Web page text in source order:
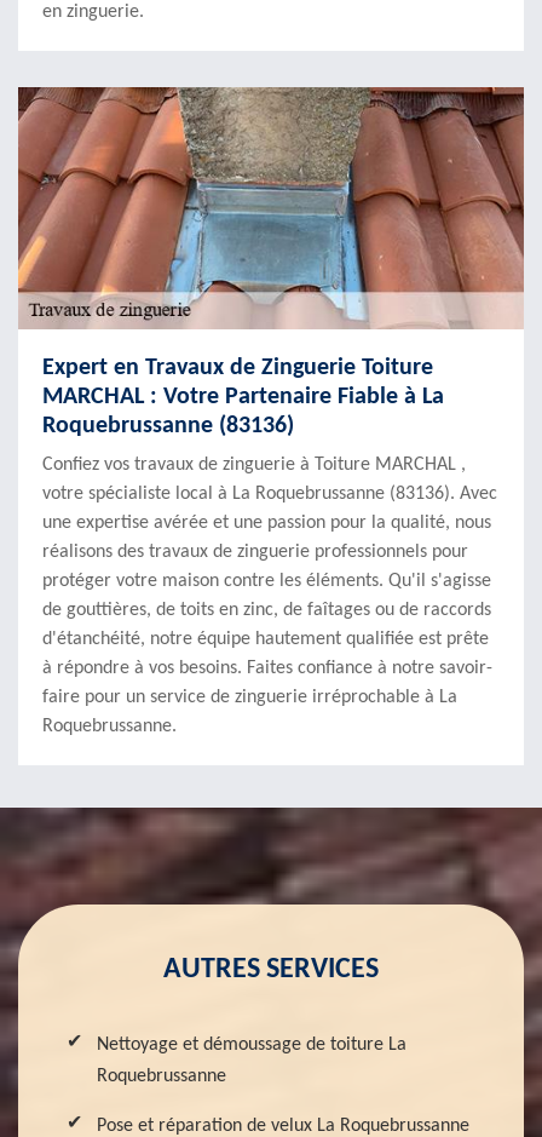
en zinguerie.
Expert en Travaux de Zinguerie Toiture
MARCHAL : Votre Partenaire Fiable à La
Roquebrussanne (83136)
Confiez vos travaux de zinguerie à Toiture MARCHAL ,
votre spécialiste local à La Roquebrussanne (83136). Avec
une expertise avérée et une passion pour la qualité, nous
réalisons des travaux de zinguerie professionnels pour
protéger votre maison contre les éléments. Qu'il s'agisse
de gouttières, de toits en zinc, de faîtages ou de raccords
d'étanchéité, notre équipe hautement qualifiée est prête
à répondre à vos besoins. Faites confiance à notre savoir-
faire pour un service de zinguerie irréprochable à La
Roquebrussanne.
AUTRES SERVICES
Nettoyage et démoussage de toiture La
Roquebrussanne
Pose et réparation de velux La Roquebrussanne